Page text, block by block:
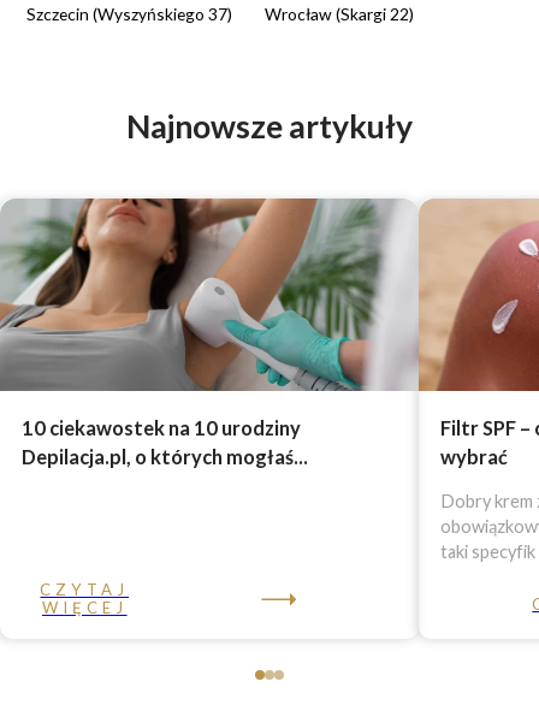
Szczecin (Wyszyńskiego 37) Wrocław (Skargi 22)
Najnowsze artykuły
10 ciekawostek na 10 urodziny
Depilacja.pl, o których mogłaś...
CZYTAJ
WIĘCEJ
Filtr SPF
wybrać
Dobry krem
taki specyfik